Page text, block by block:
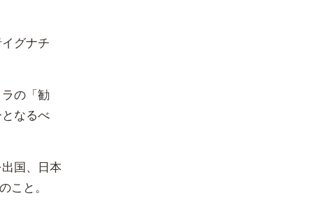
グナチ
の「勧
なるべ
国、日本
こと。